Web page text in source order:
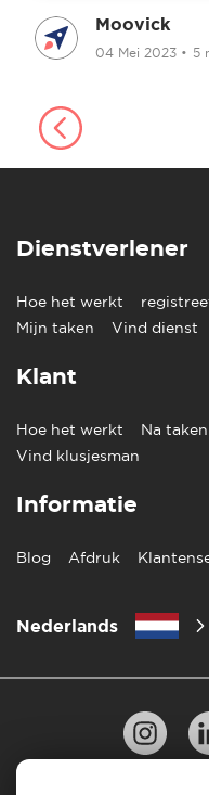
Moovick
04 Mei 2023 • 5
Dienstverlener
Hoe het werkt
Mijn taken
Vind dienst
Klant
Hoe het werkt Na taken
Vind klusjesman
Informatie
Blog Afdruk
Nederlands